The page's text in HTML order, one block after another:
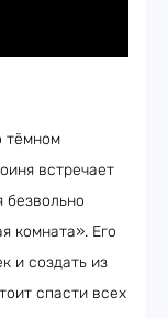
тёмном
встречает
безвольно
комната». Его
и создать из
спасти всех